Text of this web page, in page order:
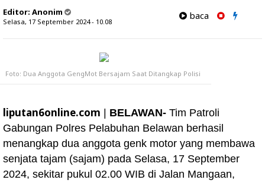
Editor: Anonim
Selasa, 17 September 2024 - 10.08
baca
Foto: Dua Anggota GengMot Bersajam Saat Ditangkap Polisi
liputan6online.com BELAWAN- Tim Patroli
Gabungan Polres Pelabuhan Belawan berhasil
menangkap dua anggota genk motor yang membawa
senjata tajam (sajam) pada Selasa, 17 September
2024, sekitar pukul 02.00 WIB di Jalan Mangaan,